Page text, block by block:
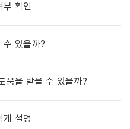
부 확인
수 있을까?
움을 받을 수 있을까?
게 설명